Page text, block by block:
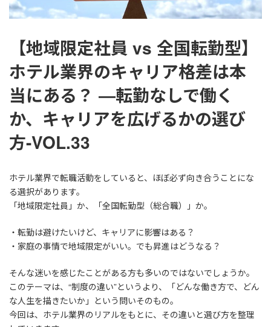
【地域限定社員 vs 全国転勤型】
ホテル業界のキャリア格差は本
当にある？ ―転勤なしで働く
か、キャリアを広げるかの選び
方-VOL.33
ホテル業界で転職活動をしていると、ほぼ必ず向き合うことにな
る選択があります。
「地域限定社員」か、「全国転勤型（総合職）」か。
・転勤は避けたいけど、キャリアに影響はある？
・家庭の事情で地域限定がいい。でも昇進はどうなる？
そんな迷いを感じたことがある方も多いのではないでしょうか。
このテーマは、“制度の違い”というより、「どんな働き方で、どん
な人生を描きたいか」という問いそのもの。
今回は、ホテル業界のリアルをもとに、その違いと選び方を整理